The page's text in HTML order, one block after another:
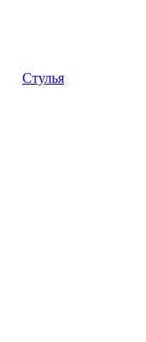
Стулья